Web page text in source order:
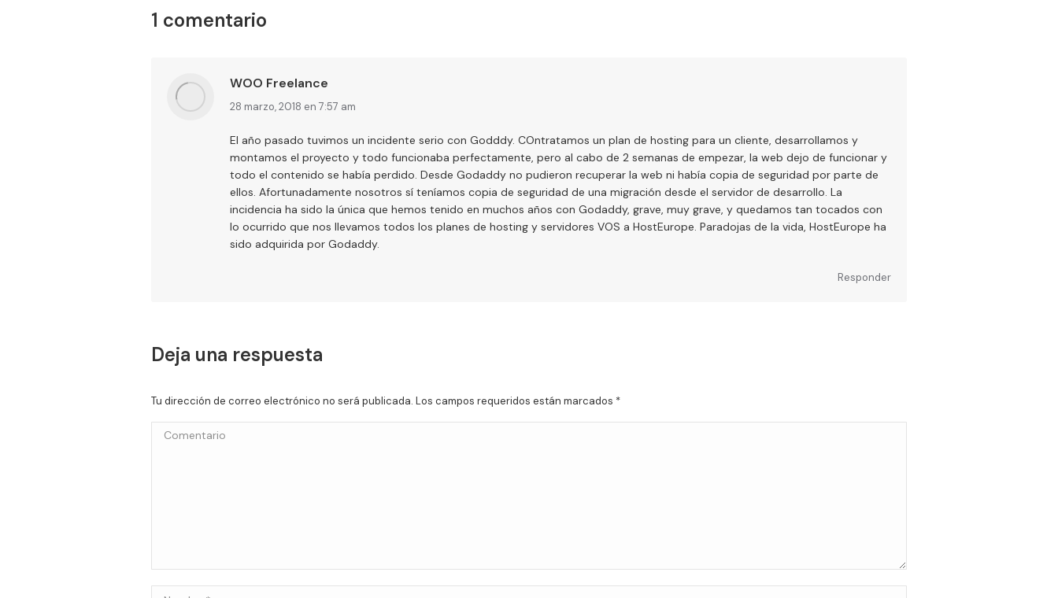
1 comentario
WOO Freelance
dice:
28 marzo, 2018 en 7:57 am
El año pasado tuvimos un incidente serio con Godddy. COntratamos un plan de hosting para un cliente, desarrollamos y
montamos el proyecto y todo funcionaba perfectamente, pero al cabo de 2 semanas de empezar, la web dejo de funcionar y
todo el contenido se había perdido. Desde Godaddy no pudieron recuperar la web ni había copia de seguridad por parte de
ellos. Afortunadamente nosotros sí teníamos copia de seguridad de una migración desde el servidor de desarrollo. La
incidencia ha sido la única que hemos tenido en muchos años con Godaddy, grave, muy grave, y quedamos tan tocados con
lo ocurrido que nos llevamos todos los planes de hosting y servidores VOS a HostEurope. Paradojas de la vida, HostEurope ha
sido adquirida por Godaddy.
Responder
Deja una respuesta
Tu dirección de correo electrónico no será publicada. Los campos requeridos están marcados *
Comentario